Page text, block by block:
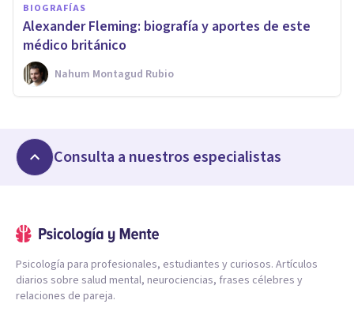
BIOGRAFÍAS
Alexander Fleming: biografía y aportes de este
médico británico
Nahum Montagud Rubio
Consulta a nuestros especialistas
Psicología para profesionales, estudiantes y curiosos. Artículos
diarios sobre salud mental, neurociencias, frases célebres y
relaciones de pareja.